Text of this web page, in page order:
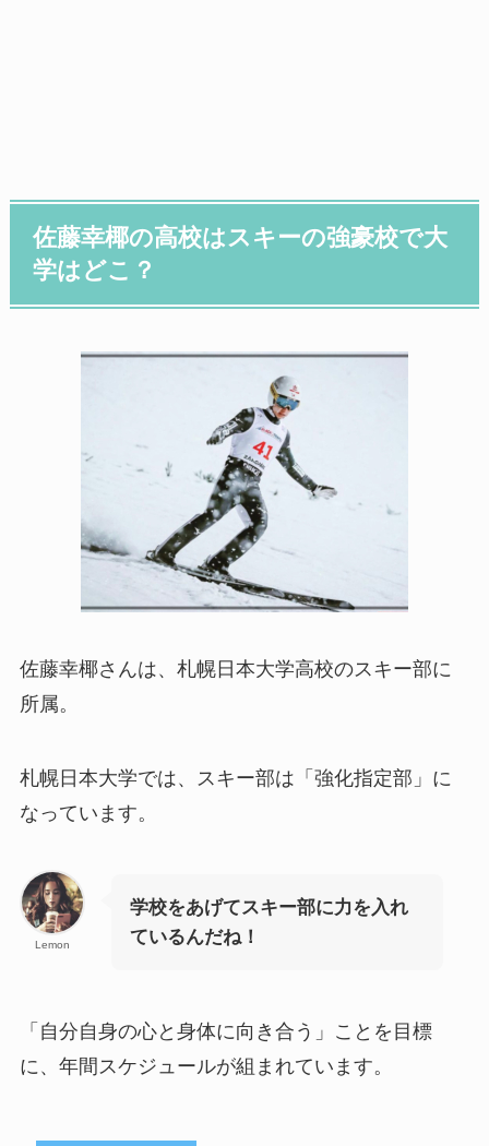
佐藤幸椰の高校はスキーの強豪校で大
学はどこ？
佐藤幸椰さんは、札幌日本大学高校のスキー部に
所属。
札幌日本大学では、スキー部は「強化指定部」に
なっています。
Lemon
学校をあげてスキー部に力を入れ
ているんだね！
「自分自身の心と身体に向き合う」ことを目標
に、年間スケジュールが組まれています。